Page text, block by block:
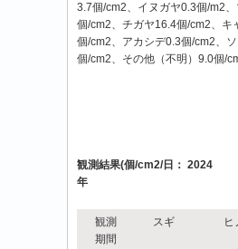
3.7個/cm2、イヌガヤ0.3個/m2
個/cm2、チガヤ16.4個/cm2、キ
個/cm2、アカシデ0.3個/cm2、
個/cm2、その他（不明）9.0個/
観測結果(個/cm2/日： 2024
観測
期間
スギ ヒ